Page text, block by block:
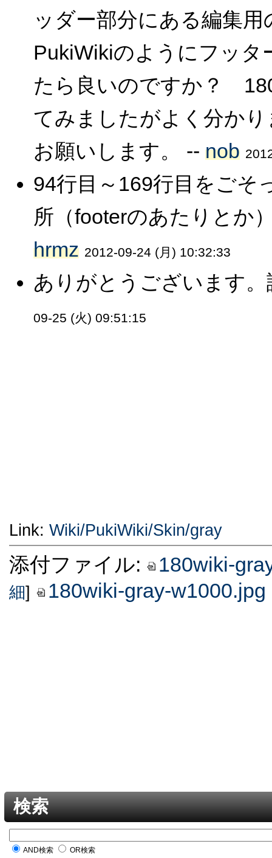
ッダー部分にある編集
PukiWikiのようにフッ
たら良いのですか？
てみましたがよく分か
お願いします。 -- nob
94行目～169行目をごそ
所（footerのあたりとか
hrmz 2012-09-24 (月) 10:32:33
ありがとうございます
09-25 (火) 09:51:15
Link: Wiki/PukiWiki/Skin/gray
添付ファイル: 180wiki-
細] 180wiki-gray-w1000.jpg
検索
AND検索 OR検索